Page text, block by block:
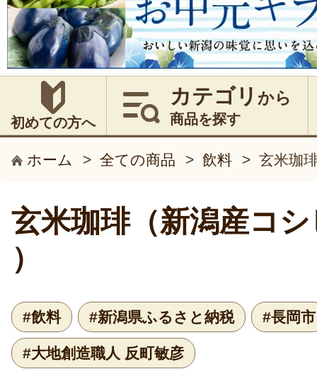
初めての方へ
カテゴリ から
商品を探す
ホーム > 全ての商品 > 飲料 > 玄米珈
玄米珈琲（新潟産コ
）
#飲料 #新潟県ふるさと納税 #長岡市
#大地創造職人 反町敏彦